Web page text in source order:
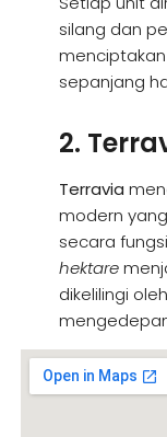
silang dan
sepanjang
2.
Terravia
modern
secara
hektare
dikelilingi